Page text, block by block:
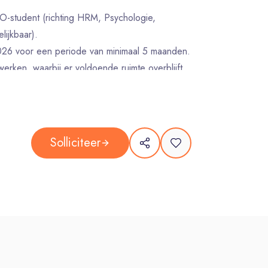
student (richting HRM, Psychologie,
voor een periode van minimaal 5 maanden.
waarbij er voldoende ruimte overblijft
Solliciteer